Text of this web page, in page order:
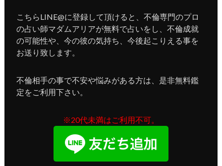
こちらLINE@に登録して頂けると、不倫専門のプロ
の占い師マダムアリアが無料で占いをし、不倫成就
の可能性や、今の彼の気持ち、今後起こりえる事を
お送り致します。
不倫相手の事で不安や悩みがある方は、是非無料鑑
定をご利用下さい。
※20代未満はご利用不可。